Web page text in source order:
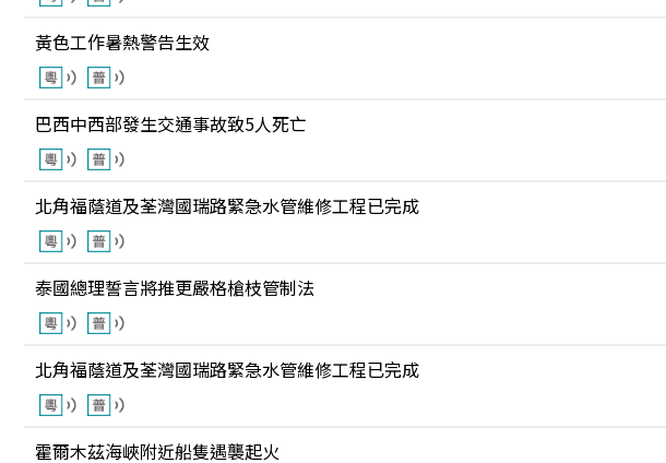
黃色工作暑熱警告生效
巴西中西部發生交通事故致5人死亡
北角福蔭道及荃灣國瑞路緊急水管維修工程已完成
泰國總理誓言將推更嚴格槍枝管制法
北角福蔭道及荃灣國瑞路緊急水管維修工程已完成
霍爾木茲海峽附近船隻遇襲起火